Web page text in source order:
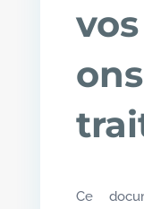
vos
Ce